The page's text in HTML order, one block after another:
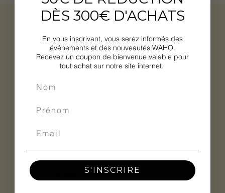
Equipements cuisine extérieure
Décoration
Art de la table
À propos de WAHO
DÈS 300€ D'ACHATS
En vous inscrivant, vous serez informés des
événements et des nouveautés WAHO.
Recevez un coupon de bienvenue valable pour
tout achat sur notre site internet.
S'INSCRIRE